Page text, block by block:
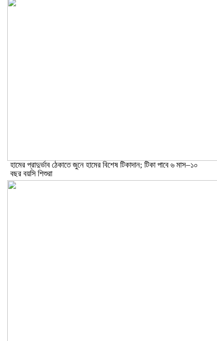
হামের প্রাদুর্ভাব ঠেকাতে জুনে হামের বিশেষ টিকাদান; টিকা পাবে ৬ মাস–১০
বছর বয়সি শিশুরা